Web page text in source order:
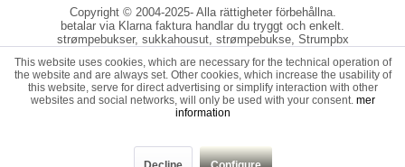
Copyright © 2004-2025- Alla rättigheter förbehållna.
betalar via Klarna faktura handlar du tryggt och enkelt.
strømpebukser, sukkahousut, strømpebukse, Strumpbx
This website uses cookies, which are necessary for the technical operation of
the website and are always set. Other cookies, which increase the usability of
this website, serve for direct advertising or simplify interaction with other
websites and social networks, will only be used with your consent. mer
information